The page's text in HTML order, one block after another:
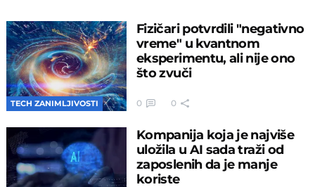
TECH ZANIMLJIVOSTI
Fizičari potvrdili "negativno
vreme" u kvantnom
eksperimentu, ali nije ono
što zvuči
0 0
Kompanija koja je najviše
uložila u AI sada traži od
zaposlenih da je manje
koriste